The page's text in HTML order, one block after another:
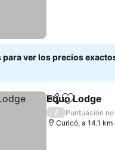
para ver los precios
CompartirAgregar a
Equo Lodge
/
Puntuación
Curicó, a 14.1 km